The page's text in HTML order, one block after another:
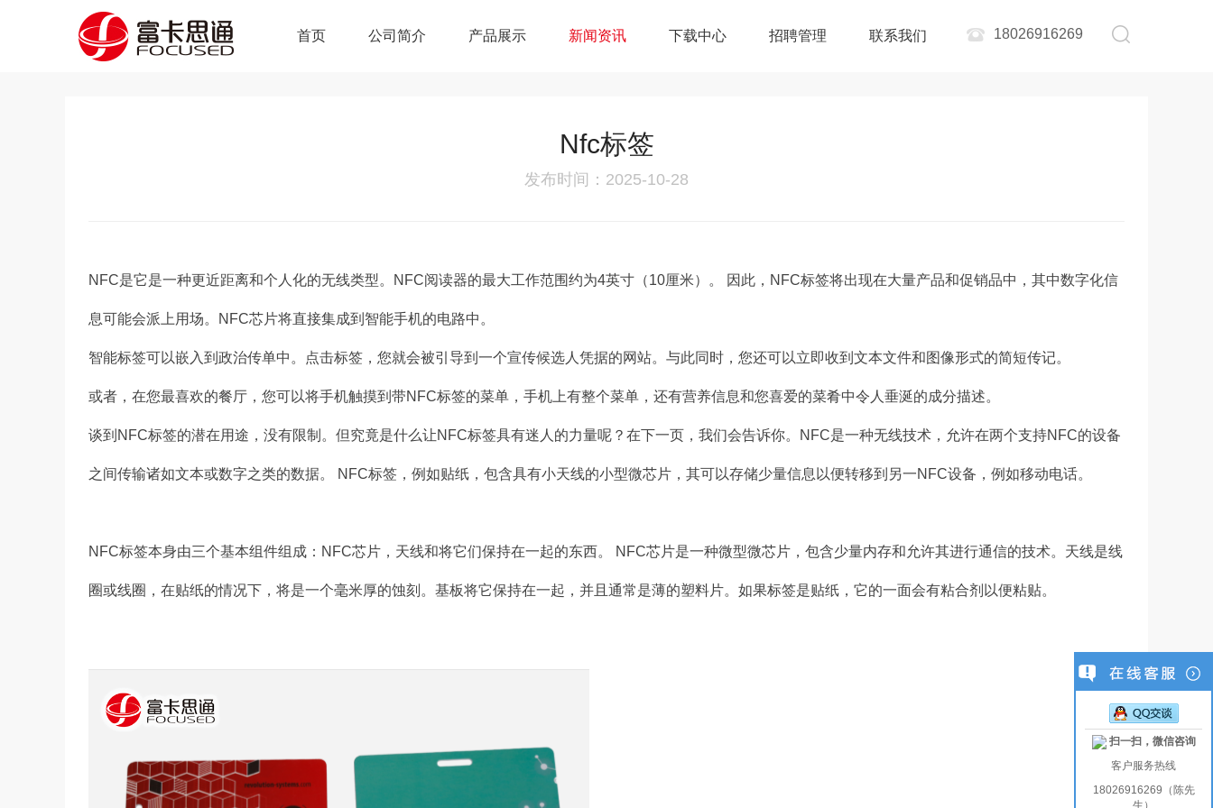
首页 公司简介 产品展示 新闻资讯 下载中心 招聘管理 联系我们 18026916269
Nfc标签
发布时间：2025-10-28
NFC是它是一种更近距离和个人化的无线类型。NFC阅读器的最大工作范围约为4英寸（10厘米）。 因此，NFC标签将出现在大量产品和促销品中，其中数字化信
息可能会派上用场。NFC芯片将直接集成到智能手机的电路中。
智能标签可以嵌入到政治传单中。点击标签，您就会被引导到一个宣传候选人凭据的网站。与此同时，您还可以立即收到文本文件和图像形式的简短传记。
或者，在您最喜欢的餐厅，您可以将手机触摸到带NFC标签的菜单，手机上有整个菜单，还有营养信息和您喜爱的菜肴中令人垂涎的成分描述。
谈到NFC标签的潜在用途，没有限制。但究竟是什么让NFC标签具有迷人的力量呢？在下一页，我们会告诉你。NFC是一种无线技术，允许在两个支持NFC的设备
之间传输诸如文本或数字之类的数据。 NFC标签，例如贴纸，包含具有小天线的小型微芯片，其可以存储少量信息以便转移到另一NFC设备，例如移动电话。
NFC标签本身由三个基本组件组成：NFC芯片，天线和将它们保持在一起的东西。 NFC芯片是一种微型微芯片，包含少量内存和允许其进行通信的技术。天线是线
圈或线圈，在贴纸的情况下，将是一个毫米厚的蚀刻。基板将它保持在一起，并且通常是薄的塑料片。如果标签是贴纸，它的一面会有粘合剂以便粘贴。
扫一扫，微信咨询
客户服务热线
18026916269（陈先
生）